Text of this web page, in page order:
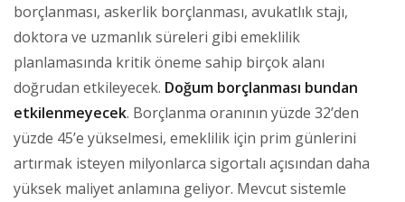
borçlanması, askerlik borçlanması, avukatlık stajı,
doktora ve uzmanlık süreleri gibi emeklilik
planlamasında kritik öneme sahip birçok alanı
doğrudan etkileyecek. Doğum borçlanması bundan
etkilenmeyecek. Borçlanma oranının yüzde 32’den
yüzde 45’e yükselmesi, emeklilik için prim günlerini
artırmak isteyen milyonlarca sigortalı açısından daha
yüksek maliyet anlamına geliyor. Mevcut sistemle